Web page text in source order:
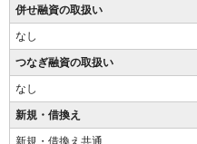
併せ融資の取扱い
なし
つなぎ融資の取扱い
なし
新規・借換え
新規・借換え共通